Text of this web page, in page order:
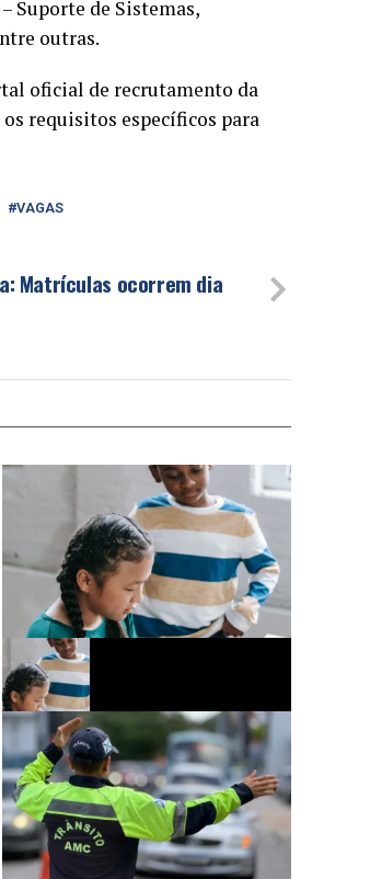
Suporte de Sistemas,
outras.
oficial de recrutamento da
requisitos específicos para
VAGAS
Matrículas ocorrem dia
Escolas ampliam ações de
conscientização sobre o uso de
tecnologias digitais e saúde mental dos
alunos